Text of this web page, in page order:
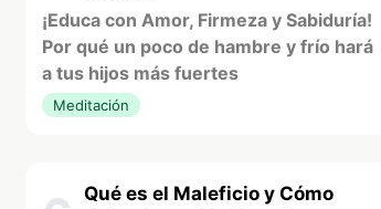
¡Educa con Amor, Firmeza y Sabiduría!
Por qué un poco de hambre y frío hará
a tus hijos más fuertes
Meditación
Qué es el Maleficio y Cómo